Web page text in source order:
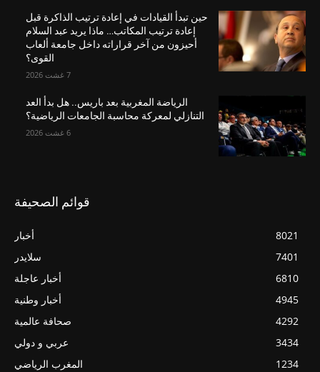
حين تبدأ القيادات في إعادة ترتيب الذاكرة قبل
إعادة ترتيب المكاتب… ماذا يريد عبد السلام
أحيزون من آخر قراراته داخل جامعة ألعاب
القوى؟
7 غشت 2026
الرياضة المغربية بعد باريس.. هل بدأ العد
التنازلي لمعركة محاسبة الجامعات الرياضية؟
6 غشت 2026
قوائم الصحيفة
أخبار
8021
سلايدر
7401
أخبار عاجلة
6810
أخبار وطنية
4945
صحافة عالمية
4292
عربي و دولي
3434
المغرب الرياضي
1234